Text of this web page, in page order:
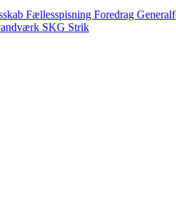
Fællesspisning Foredrag
SKG Strik